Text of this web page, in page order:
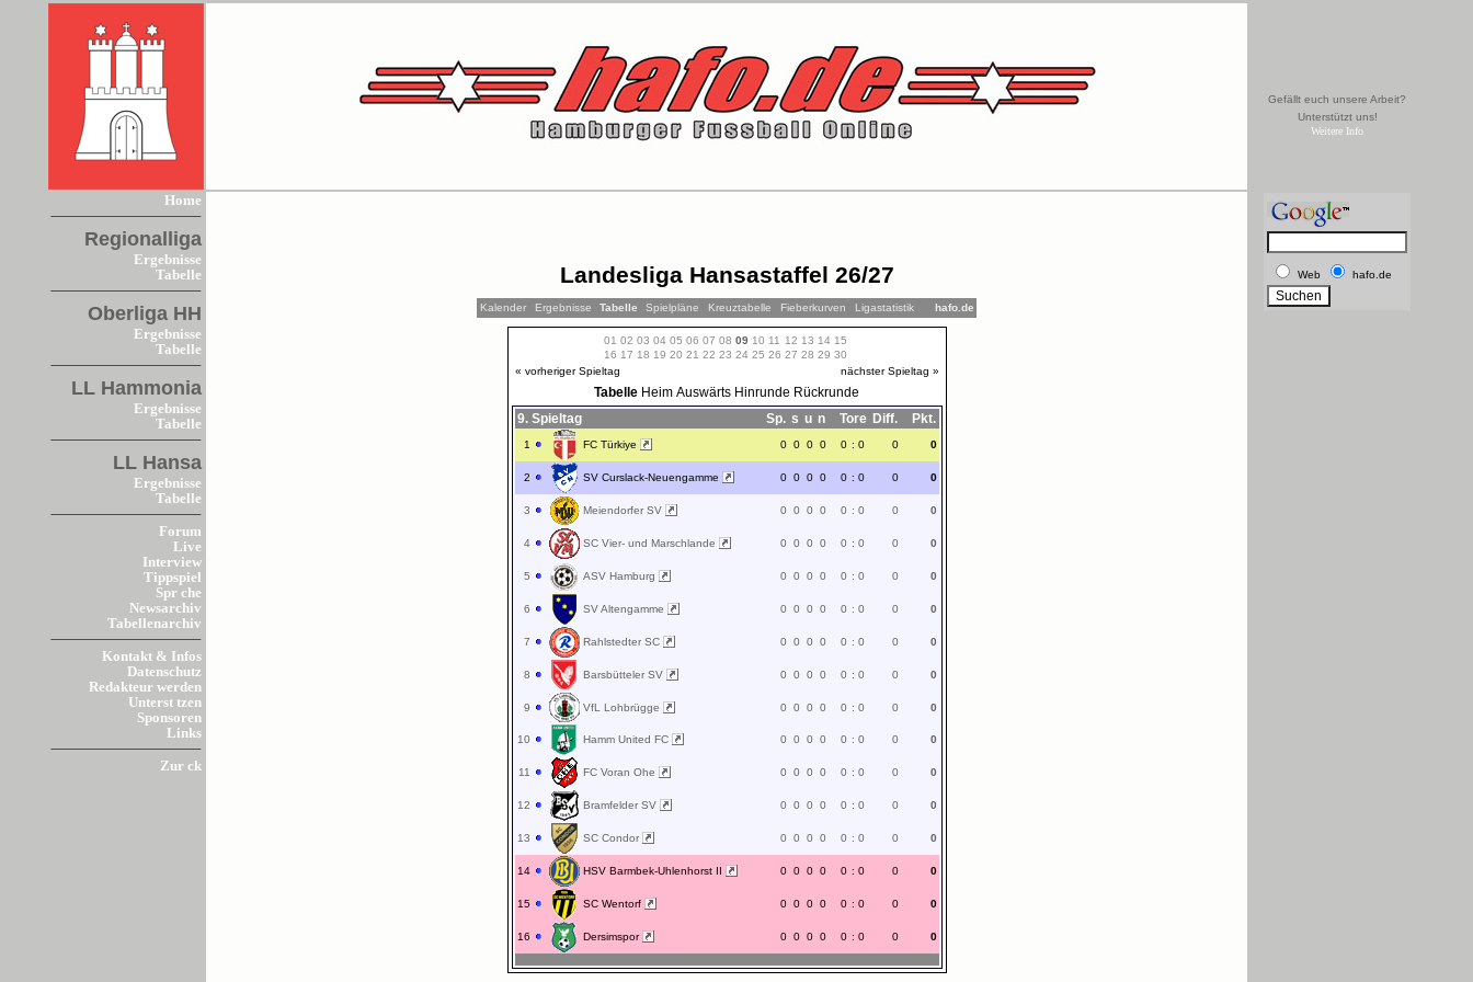
Gefällt euch unsere Arbeit?
Unterstützt uns!
Weitere Info
Home
Regionalliga
Ergebnisse
Tabelle
Oberliga HH
Ergebnisse
Tabelle
LL Hammonia
Ergebnisse
Tabelle
LL Hansa
Ergebnisse
Tabelle
Forum
Live
Interview
Tippspiel
Spr che
Newsarchiv
Tabellenarchiv
Kontakt & Infos
Datenschutz
Redakteur werden
Unterst tzen
Sponsoren
Links
Zur ck
Landesliga Hansastaffel 26/27
Kalender Ergebnisse Tabelle Spielpläne Kreuztabelle Fieberkurven Ligastatistik hafo.de
01 02 03 04 05 06 07 08 09 10 11 12 13 14 15
16 17 18 19 20 21 22 23 24 25 26 27 28 29 30
« vorheriger Spieltag
nächster Spieltag »
Tabelle Heim Auswärts Hinrunde Rückrunde
9. Spieltag
Sp. s u n Tore Diff. Pkt.
1 FC Türkiye 0 0 0 0 0 : 0 0 0
2 SV Curslack-Neuengamme 0 0 0 0 0 : 0 0 0
3 Meiendorfer SV 0 0 0 0 0 : 0 0 0
4 SC Vier- und Marschlande 0 0 0 0 0 : 0 0 0
5 ASV Hamburg 0 0 0 0 0 : 0 0 0
6 SV Altengamme 0 0 0 0 0 : 0 0 0
7 Rahlstedter SC 0 0 0 0 0 : 0 0 0
8 Barsbütteler SV 0 0 0 0 0 : 0 0 0
9 VfL Lohbrügge 0 0 0 0 0 : 0 0 0
10 Hamm United FC 0 0 0 0 0 : 0 0 0
11 FC Voran Ohe 0 0 0 0 0 : 0 0 0
12 Bramfelder SV 0 0 0 0 0 : 0 0 0
13 SC Condor 0 0 0 0 0 : 0 0 0
14 HSV Barmbek-Uhlenhorst II 0 0 0 0 0 : 0 0 0
15 SC Wentorf 0 0 0 0 0 : 0 0 0
16 Dersimspor 0 0 0 0 0 : 0 0 0
Web hafo.de